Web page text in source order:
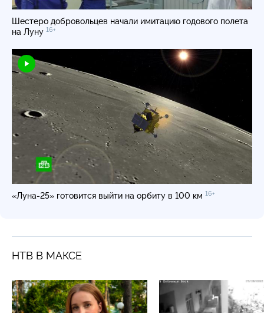
Шестеро добровольцев начали имитацию годового полета
на Луну 16+
«Луна-25» готовится выйти на орбиту в 100 км 16+
НТВ В МАКСЕ